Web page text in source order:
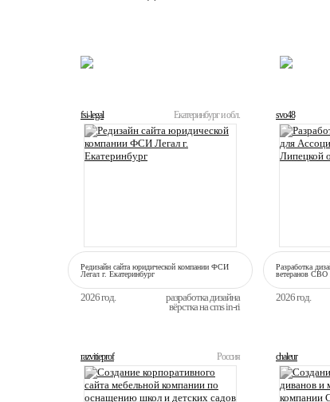
fsi-legal Екатеринбург и обл.
Редизайн сайта юридической компании ФСИ
Легал г. Екатеринбург
2026 год.
разработка дизайна
вёрстка на cms in-ri
svo48
Разработка
ветеранов СВО
2026 год.
razvitieprof Россия chaleur